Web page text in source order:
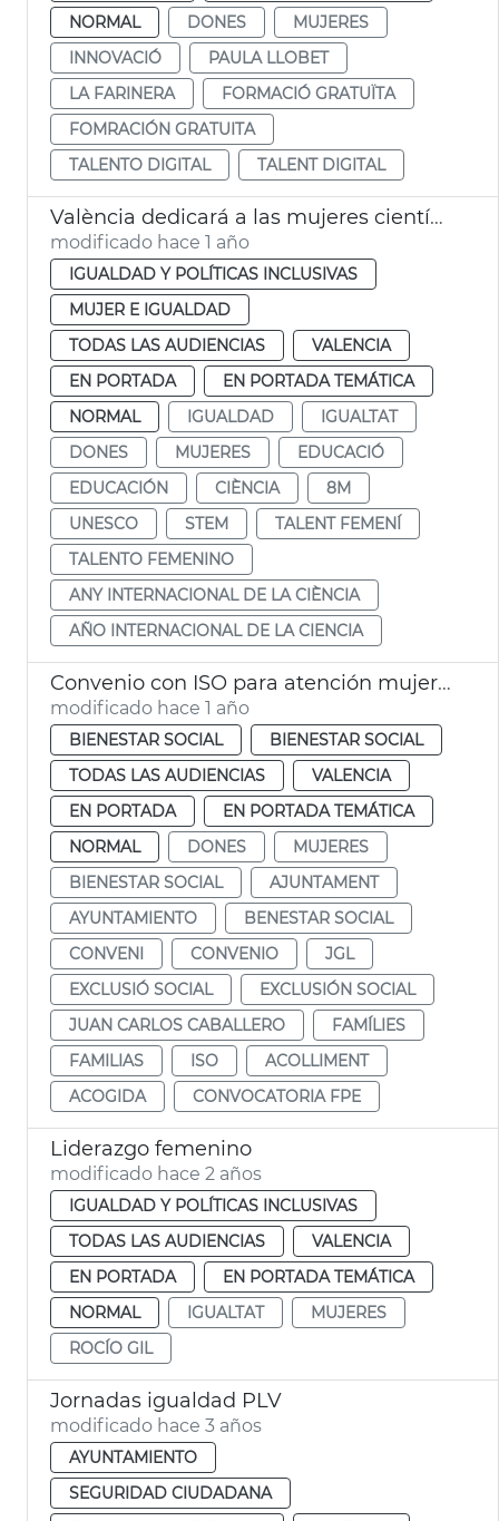
NORMAL DONES
MUJERES
INNOVACIÓ
PAULA LLOBET
LA FARINERA
FORMACIÓ GRATUÏTA
FOMRACIÓN GRATUITA
TALENTO DIGITAL
TALENT DIGITAL
València dedicará a las mujeres científicas el 8M de 2025
modificado hace 1 año
IGUALDAD Y POLÍTICAS INCLUSIVAS
MUJER E IGUALDAD
TODAS LAS AUDIENCIAS
VALENCIA
EN PORTADA
EN PORTADA TEMÁTICA
NORMAL
IGUALDAD
IGUALTAT
DONES
MUJERES
EDUCACIÓ
EDUCACIÓN
CIÈNCIA
8M
UNESCO
STEM
TALENT FEMENÍ
TALENTO FEMENINO
ANY INTERNACIONAL DE LA CIÈNCIA
AÑO INTERNACIONAL DE LA CIENCIA
Convenio con ISO para atención mujeres y familias riesgo exclusión social
modificado hace 1 año
BIENESTAR SOCIAL
BIENESTAR SOCIAL
TODAS LAS AUDIENCIAS
VALENCIA
EN PORTADA
EN PORTADA TEMÁTICA
NORMAL
DONES
MUJERES
BIENESTAR SOCIAL
AJUNTAMENT
AYUNTAMIENTO
BENESTAR SOCIAL
CONVENI
CONVENIO
JGL
EXCLUSIÓ SOCIAL
EXCLUSIÓN SOCIAL
JUAN CARLOS CABALLERO
FAMÍLIES
FAMILIAS
ISO
ACOLLIMENT
ACOGIDA
CONVOCATORIA FPE
Liderazgo femenino
modificado hace 2 años
IGUALDAD Y POLÍTICAS INCLUSIVAS
TODAS LAS AUDIENCIAS
VALENCIA
EN PORTADA
EN PORTADA TEMÁTICA
NORMAL
IGUALTAT
MUJERES
ROCÍO GIL
Jornadas igualdad PLV
modificado hace 3 años
AYUNTAMIENTO
SEGURIDAD CIUDADANA